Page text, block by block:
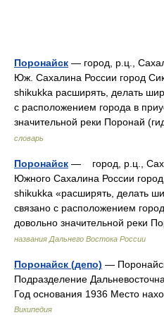
Поронайск — город, р.ц.,
Юж. Сахалина России город
shikukka расширять, делать
с расположением города в
значительной реки Поронай
словарь
Поронайск — город, р.ц.,
Южного Сахалина России город
shikukka «расширять, делать
связано с расположением
довольно значительной реки
названия Дальнего Востока России
Поронайск (депо) —
Подразделение
Год основания 1936 Место
Википедия